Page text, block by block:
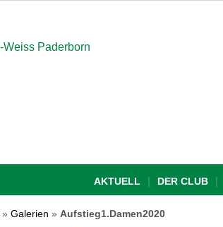
AKTUELL DER CLUB
» Galerien » Aufstieg1.Damen2020